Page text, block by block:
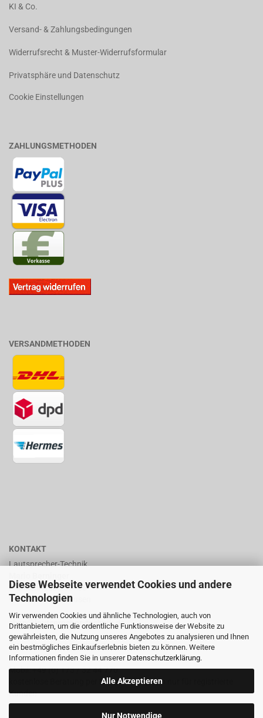
Diese Webseite verwendet Cookies und andere
Technologien
Wir verwenden Cookies und ähnliche Technologien, auch von
Drittanbietern, um die ordentliche Funktionsweise der Website zu
gewährleisten, die Nutzung unseres Angebotes zu analysieren und Ihnen
ein bestmögliches Einkaufserlebnis bieten zu können. Weitere
Informationen finden Sie in unserer Datenschutzerklärung.
Alle Akzeptieren
Nur Notwendige
KI & Co.
Versand- & Zahlungsbedingungen
Widerrufsrecht & Muster-Widerrufsformular
Privatsphäre und Datenschutz
Cookie Einstellungen
ZAHLUNGSMETHODEN
VERSANDMETHODEN
KONTAKT
Lautsprecher-Technik
Frankenhäuserstr. 65
99706 Sondershausen
shop@lautsprecher-technik.de
Tel.: +49 (0) 36 32 / 757 876
Fax: +49 (0) 36 32 / 757 875
Mobil: +49 (0) 173 / 32 44 770
kostenlose Beratung per Email oder Telefon nur für registrierte
Kunden